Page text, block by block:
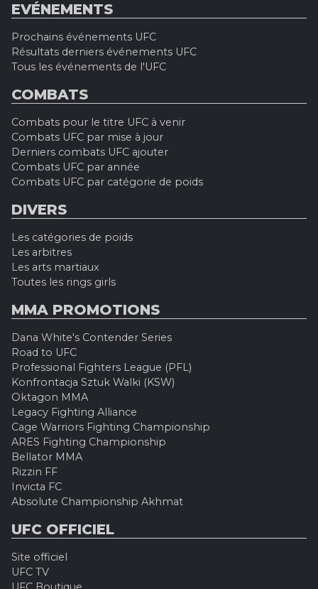
EVÉNEMENTS
Prochains événements UFC
Résultats derniers événements UFC
Tous les événements de l'UFC
COMBATS
Combats pour le titre UFC à venir
Combats UFC par mise à jour
Derniers combats UFC ajouter
Combats UFC par année
Combats UFC par catégorie de poids
DIVERS
Les catégories de poids
Les arbitres
Les arts martiaux
Toutes les rings girls
MMA PROMOTIONS
Dana White's Contender Series
Road to UFC
Professional Fighters League (PFL)
Konfrontacja Sztuk Walki (KSW)
Oktagon MMA
Legacy Fighting Alliance
Cage Warriors Fighting Championship
ARES Fighting Championship
Bellator MMA
Rizzin FF
Invicta FC
Absolute Championship Akhmat
UFC OFFICIEL
Site officiel
UFC TV